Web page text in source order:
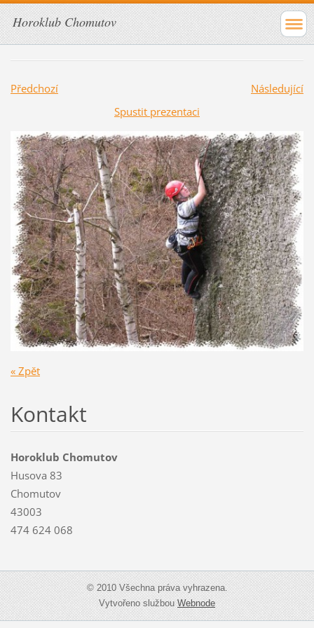
Horoklub Chomutov
Předchozí
Následující
Spustit prezentaci
« Zpět
Kontakt
Horoklub Chomutov
Husova 83
Chomutov
43003
474 624 068
© 2010 Všechna práva vyhrazena.
Vytvořeno službouWebnode